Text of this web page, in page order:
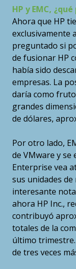
HP y EMC,
Ahora que HP
exclusivamente
preguntado si
de fusionar HP
había sido
empresas. La
daría como
grandes
de dólares,
Por otro lado,
de VMware y se
Enterprise vea
sus unidades de
interesante
ahora HP Inc.,
contribuyó
totales de la
último
de tres veces